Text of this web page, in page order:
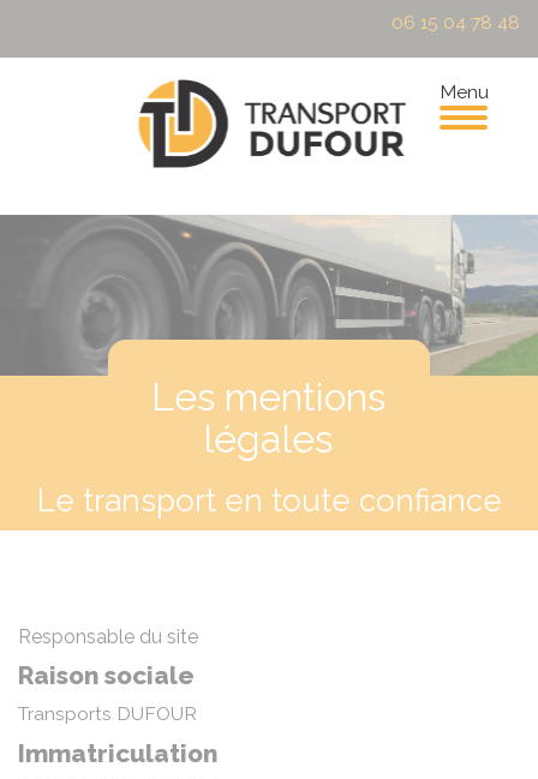
06 15 04 78 48
Menu
Les mentions
légales
Le transport en toute confiance
Responsable du site
Raison sociale
Transports DUFOUR
Immatriculation